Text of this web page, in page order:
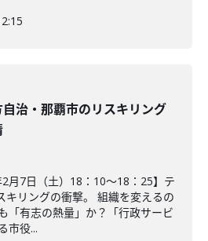
治・那覇市のリスキリング
月7日（土）18：10～18：25】テ
キリングの衝撃。 組織を変えるの
「有志の熱量」か？「行政サービ
市役...